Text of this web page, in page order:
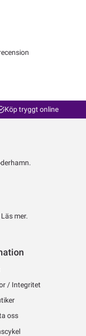
Köp tryggt online
Läs mer.
/ Integritet
oss